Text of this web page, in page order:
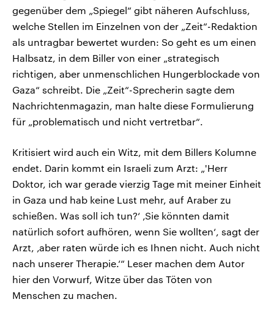
gegenüber dem „Spiegel“ gibt näheren Aufschluss,
welche Stellen im Einzelnen von der „Zeit“-Redaktion
als untragbar bewertet wurden: So geht es um einen
Halbsatz, in dem Biller von einer „strategisch
richtigen, aber unmenschlichen Hungerblockade von
Gaza“ schreibt. Die „Zeit“-Sprecherin sagte dem
Nachrichtenmagazin, man halte diese Formulierung
für „problematisch und nicht vertretbar“.
Kritisiert wird auch ein Witz, mit dem Billers Kolumne
endet. Darin kommt ein Israeli zum Arzt: „'Herr
Doktor, ich war gerade vierzig Tage mit meiner Einheit
in Gaza und hab keine Lust mehr, auf Araber zu
schießen. Was soll ich tun?‘ ‚Sie könnten damit
natürlich sofort aufhören, wenn Sie wollten‘, sagt der
Arzt, ‚aber raten würde ich es Ihnen nicht. Auch nicht
nach unserer Therapie.‘“ Leser machen dem Autor
hier den Vorwurf, Witze über das Töten von
Menschen zu machen.